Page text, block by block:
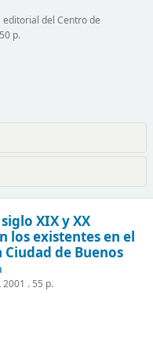
del Centro de
p.
XIX y XX
los existentes en el
de Buenos
. 55 p.